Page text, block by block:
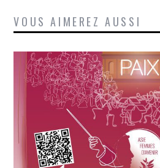
VOUS AIMEREZ AUSSI